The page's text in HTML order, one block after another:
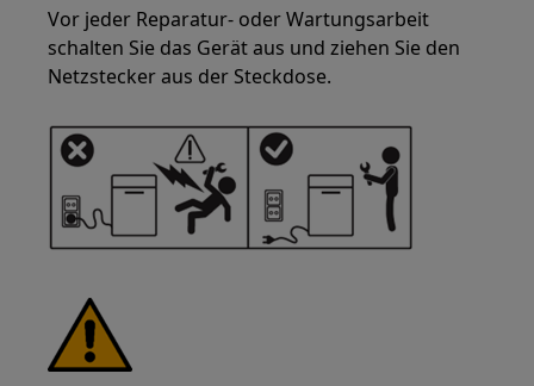
Vor jeder Reparatur- oder Wartungsarbeit
schalten Sie das Gerät aus und ziehen Sie den
Netzstecker aus der Steckdose.